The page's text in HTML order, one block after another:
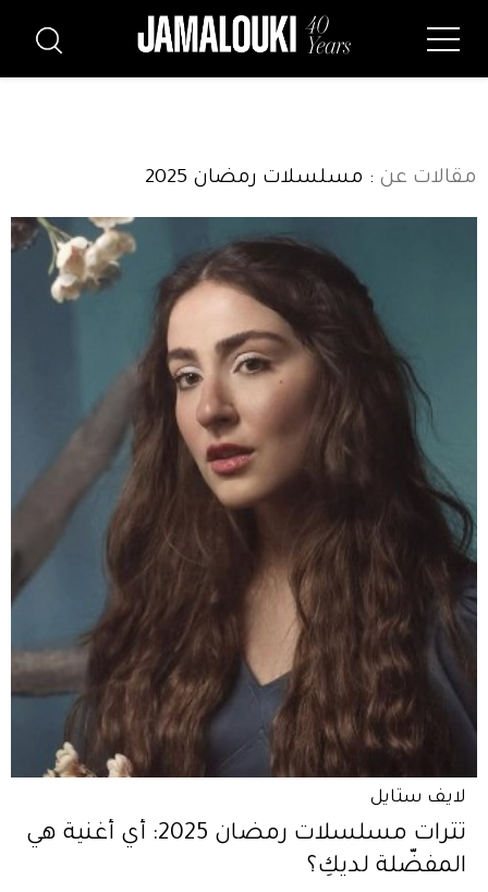
مقالات عن : مسلسلات رمضان 2025
لايف ستايل
تترات مسلسلات رمضان 2025: أي أغنية هي
المفضّلة لديكِ؟